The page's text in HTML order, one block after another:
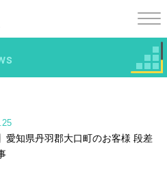
愛知県丹羽郡大口町のお客様 段差